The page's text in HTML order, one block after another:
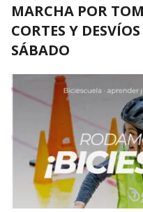
MARCHA POR
CORTES Y
SÁBADO